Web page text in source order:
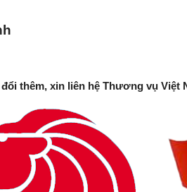
thêm, xin liên hệ Thương vụ Việt